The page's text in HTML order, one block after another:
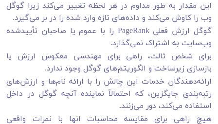
این مقدار به طور مداوم در هر لحظه تغییر می‌کند زیرا گوگل
وب را کاوش می‌کند و داده‌های تازه وارد شده را در بر می‌گیرد.
گوگل ارزش فعلی PageRank را با عموم یا صاحبان تأییدشده
وب‌سایت به اشتراک نمی‌گذارد.
برای شخص ثالث، راهی برای مهندسی معکوس ارزش یا
بازسازی زیرساخت و الگوریتم‌های گوگل وجود ندارد.
ارائه‌دهندگان خدمات این چالش را با ارائه نام‌ها و ارزش‌های
رتبه‌بندی جایگزین، که احتمالاً نماینده آنچه گوگل در داخل
استفاده می‌کند، دور می‌زنند.
هیچ راهی برای مقایسه محاسبات انها با نمرات واقعی